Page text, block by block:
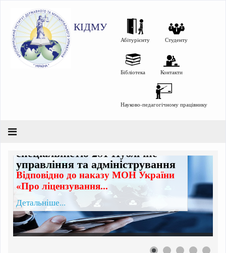
КІДМУ
Абітурієнту Студенту
Бібліотека Контакти
Науково-педагогічному працівнику
спеціальністю 281 Публічне
управління та адміністрування
Відповідно до наказу МОН України
«Про ліцензування...
Детальніше...